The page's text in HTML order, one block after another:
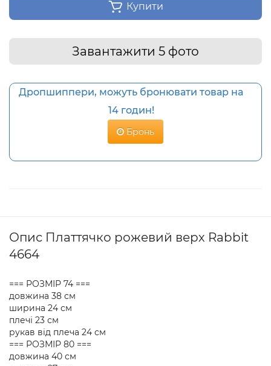
Купити
Завантажити 5 фото
Дропшиппери, можуть бронювати товар на
14 годин!
Бронь
Опис Платтячко рожевий верх Rabbit
4664
=== РОЗМІР 74 ===
довжина 38 см
ширина 24 см
плечі 23 см
рукав від плеча 24 см
=== РОЗМІР 80 ===
довжина 40 см